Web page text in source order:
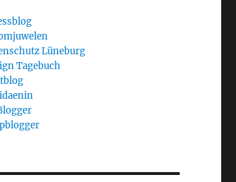
Lüneburg
Tagebuch